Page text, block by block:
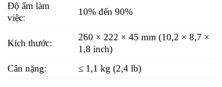
Độ ẩm làm
việc:
10% đến 90%
Kích thước:
260 × 222 × 45 mm (10,2 × 8,7 ×
1,8 inch)
Cân nặng:
≤ 1,1 kg (2,4 lb)